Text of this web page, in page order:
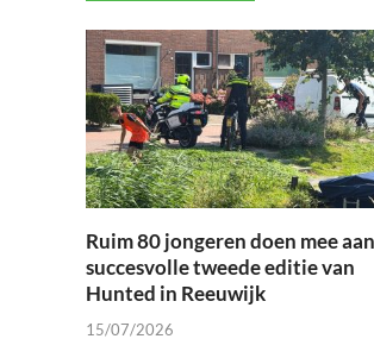
Ruim 80 jongeren doen mee aan
succesvolle tweede editie van
Hunted in Reeuwijk
15/07/2026